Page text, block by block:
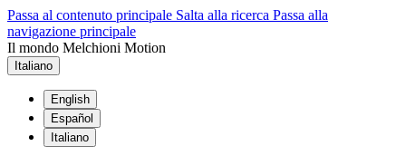
Passa al contenuto principale Salta alla ricerca Passa alla
navigazione principale
Il mondo Melchioni Motion
Italiano
English
Español
Italiano